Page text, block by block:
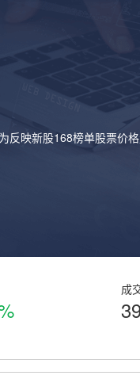
为反映新股168榜单股票价
成